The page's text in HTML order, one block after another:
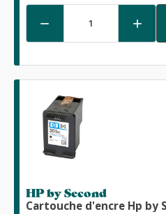
 
HP by Second
Cartouche d'encre Hp by